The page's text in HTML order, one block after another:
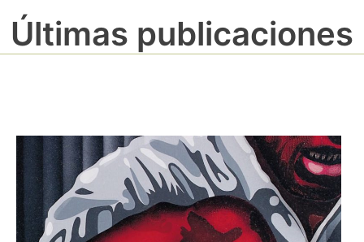
Últimas publicaciones